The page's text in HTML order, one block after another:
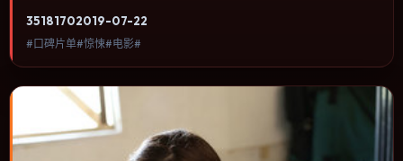
进，节奏与视听语言统一，可作为休闲观影或类型片补片的选择。
35181702019-07-22
#口碑片单#惊悚#电影#